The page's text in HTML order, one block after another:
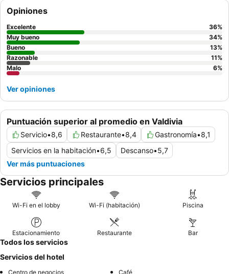
solicita una habitación con
espectaculares vistas al río.
Puntuación superior al promedio en Valdivia
Servicio•8,6 Restaurante•8,4 Gastronomía•8,1
Servicios en la habitación•6,5 Descanso•5,7
Ver más puntuaciones
Opiniones
Excelente 36%
Muy bueno
34%
Bueno
13%
Razonable
11%
Malo
6%
Ver opiniones
Servicios principales
Wi-Fi en el lobby Wi-Fi (habitación) Piscina
Estacionamiento Restaurante Bar
Todos los servicios
Servicios del hotel
Centro de negocios Café